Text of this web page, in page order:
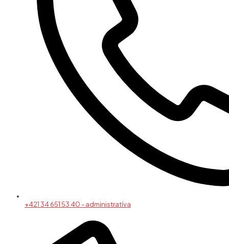
+421 34 651 53 40 - administratíva